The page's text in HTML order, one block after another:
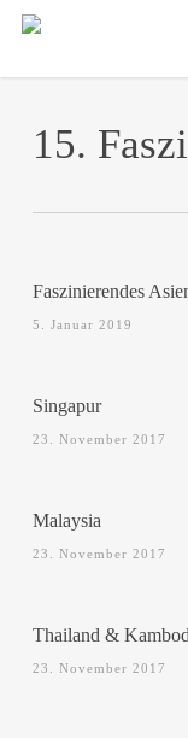
Skip
main
15.
Faszinierendes
5. Januar 2019
Singapur
23. November 2017
Malaysia
23. November 2017
Thailand &
23. November 2017